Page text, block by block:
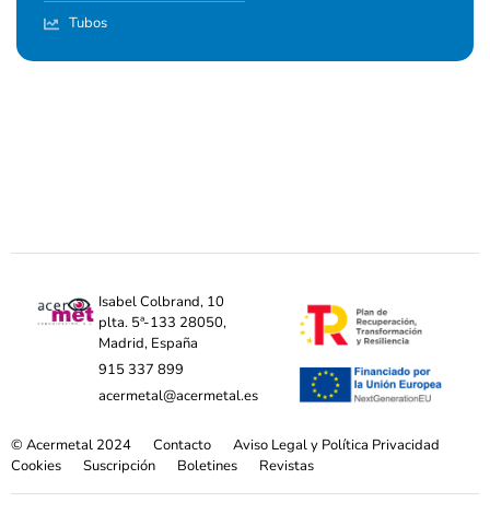
Tubos
Isabel Colbrand, 10
plta. 5ª-133 28050,
Madrid, España
915 337 899
acermetal@acermetal.es
© Acermetal 2024 Contacto
Aviso Legal y Política Privacidad
Cookies
Suscripción Boletines Revistas